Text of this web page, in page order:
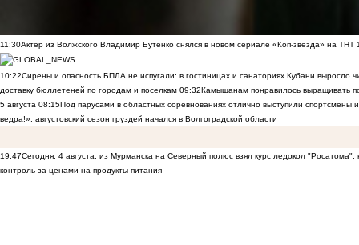
11:30Актер из Волжского Владимир Бутенко снялся в новом сериале «Коп-звезда» на ТНТ
10:22Сирены и опасность БПЛА не испугали: в гостиницах и санаториях Кубани выросло
доставку бюллетеней по городам и поселкам 09:32Камышанам понравилось выращивать
5 августа 08:15Под парусами в областных соревнованиях отлично выступили спортсмены
ведра!»: августовский сезон груздей начался в Волгоградской области
19:47Сегодня, 4 августа, из Мурманска на Северный полюс взял курс ледокол
контроль за ценами на продукты питания